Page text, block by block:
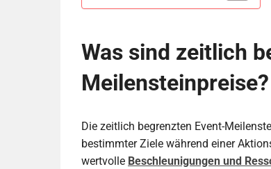
Was sind zeitlich
Meilensteinpreise?
Die zeitlich begrenzten Event-
bestimmter Ziele während einer
wertvolle Beschleunigungen und